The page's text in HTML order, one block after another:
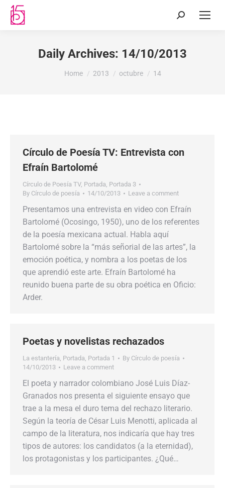
Daily Archives: 14/10/2013
You are here:
Home 2013 octubre 14
Círculo de Poesía TV: Entrevista con
Efraín Bartolomé
Círculo de Poesía TV, Portada, Portada 3
By Círculo de poesía 14/10/2013 Leave a comment
Presentamos una entrevista en video con Efraín
Bartolomé (Ocosingo, 1950), uno de los referentes
de la poesía mexicana actual. Habla aquí
Bartolomé sobre la “más señorial de las artes”, la
emoción poética, y nombra a los poetas de los
que aprendió este arte. Efraín Bartolomé ha
reunido buena parte de su obra poética en Oficio:
Arder.
Poetas y novelistas rechazados
La estantería, Portada, Portada 1 By Círculo de poesía
14/10/2013
Leave a comment
El poeta y narrador colombiano José Luis Díaz-
Granados nos presenta el siguiente ensayo que
trae a la mesa el duro tema del rechazo literario.
Según la teoría de César Luis Menotti, aplicada al
campo de la literatura, nos indicaría que hay tres
tipos de autores: los candidatos (a la eternidad),
los protagonistas y los participantes. ¿Qué…